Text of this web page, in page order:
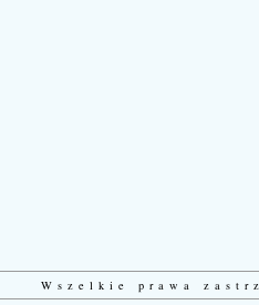
Wszelkie prawa